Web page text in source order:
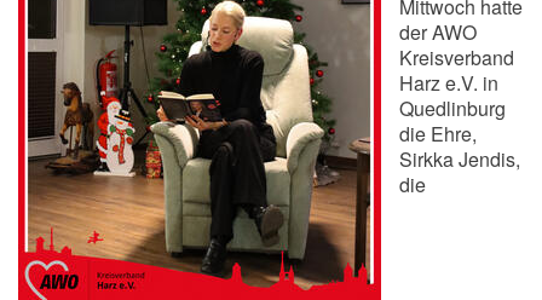
Mittwoch hatte
der AWO
Kreisverband
Harz e.V. in
Quedlinburg
die Ehre,
Sirkka Jendis,
die